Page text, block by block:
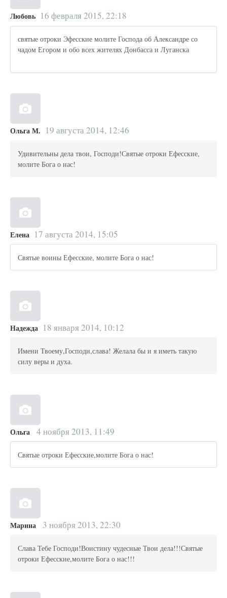
Любовь 16 февраля 2015, 22:18
святые отроки Эфесские молите Господа об Александре со
чадом Егором и обо всех жителях Донбасса и Луганска
Ольга М. 19 августа 2014, 12:46
Удивительны дела твои, Господи!Святые отроки Ефесские,
молите Бога о нас!
Елена 17 августа 2014, 15:05
Святые воины Ефесские, молите Бога о нас!
Надежда 18 января 2014, 10:12
Имени Твоему,Господи,слава! Желала бы и я иметь такую
силу веры и духа.
Ольга 4 ноября 2013, 11:49
Святые отроки Ефесские,молите Бога о нас!
Марина 3 ноября 2013, 22:30
Слава Тебе Господи!Воистину чудесные Твои дела!!!Святые
отроки Ефесские,молите Бога о нас!!!